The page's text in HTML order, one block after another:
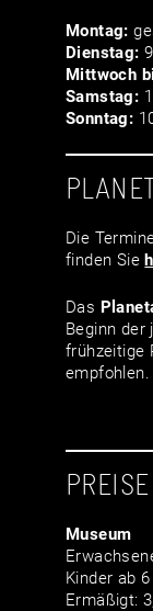
Montag:
Dienstag:
Mittwoch
Samstag:
Sonntag:
Die
finden Sie
Das
Beginn der
frühzeitige
empfohlen.
PREISE
Museum
Kinder ab
Ermäßigt: